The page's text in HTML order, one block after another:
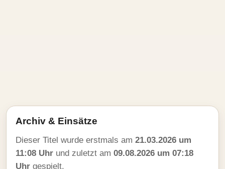
Archiv & Einsätze
Dieser Titel wurde erstmals am 21.03.2026 um
11:08 Uhr und zuletzt am 09.08.2026 um 07:18
Uhr gespielt.